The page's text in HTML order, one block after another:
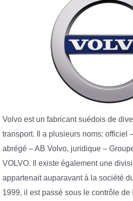
Volvo est un fabricant suédois de
transport. Il a plusieurs noms: officiel
abrégé – AB Volvo, juridique –
VOLVO. Il existe également une
appartenait auparavant à la société
1999, il est passé sous le contrôle de